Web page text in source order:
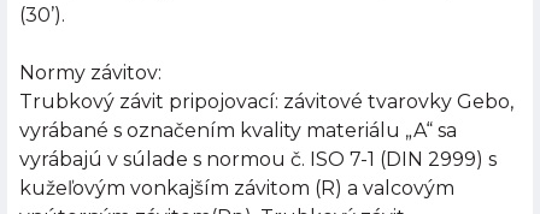
(30’).
Normy závitov:
Trubkový závit pripojovací: závitové tvarovky Gebo,
vyrábané s označením kvality materiálu „A“ sa
vyrábajú v súlade s normou č. ISO 7-1 (DIN 2999) s
kužeľovým vonkajším závitom (R) a valcovým